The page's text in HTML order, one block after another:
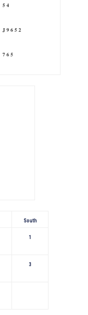
5 4
J 9 6 5 2
7 6 5
South
1
3